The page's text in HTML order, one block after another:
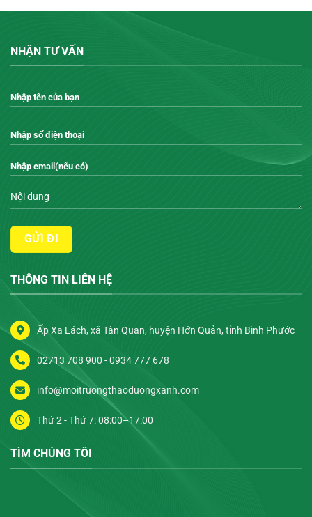
THÔNG TIN LIÊN HỆ
Ấp Xa Lách, xã Tân Quan, huyện Hớn Quản, tỉnh Bình Phước
02713 708 900 - 0934 777 678
info@moitruongthaoduongxanh.com
Thứ 2 - Thứ 7: 08:00–17:00
NHẬN TƯ VẤN
TÌM CHÚNG TÔI